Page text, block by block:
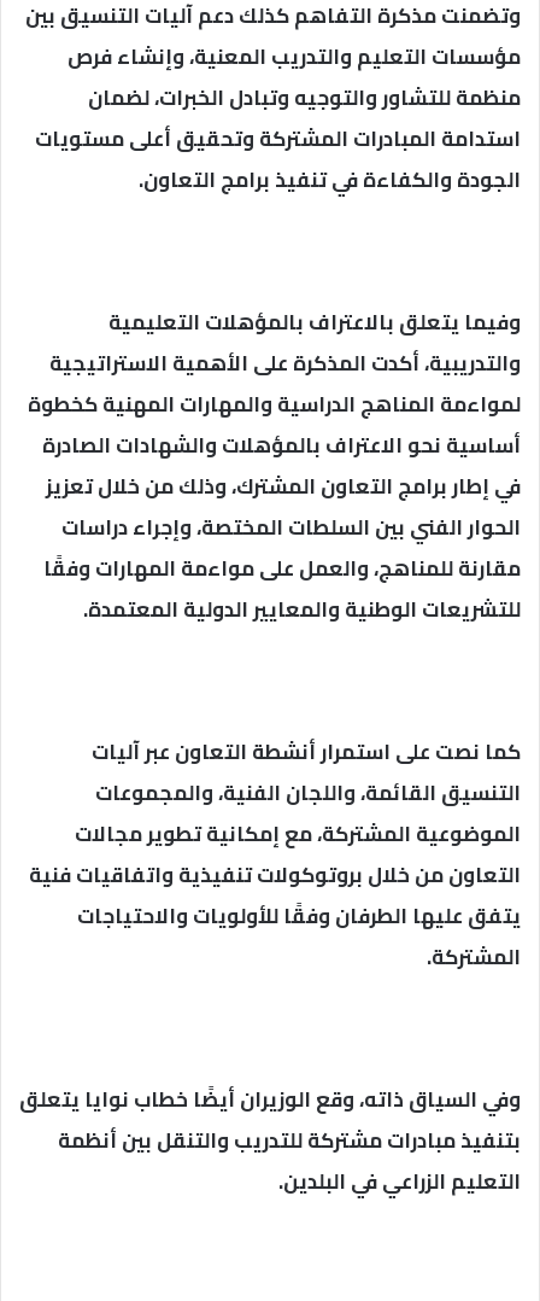
وتضمنت مذكرة التفاهم كذلك دعم آليات التنسيق بين
مؤسسات التعليم والتدريب المعنية، وإنشاء فرص
منظمة للتشاور والتوجيه وتبادل الخبرات، لضمان
استدامة المبادرات المشتركة وتحقيق أعلى مستويات
الجودة والكفاءة في تنفيذ برامج التعاون.
وفيما يتعلق بالاعتراف بالمؤهلات التعليمية
والتدريبية، أكدت المذكرة على الأهمية الاستراتيجية
لمواءمة المناهج الدراسية والمهارات المهنية كخطوة
أساسية نحو الاعتراف بالمؤهلات والشهادات الصادرة
في إطار برامج التعاون المشترك، وذلك من خلال تعزيز
الحوار الفني بين السلطات المختصة، وإجراء دراسات
مقارنة للمناهج، والعمل على مواءمة المهارات وفقًا
للتشريعات الوطنية والمعايير الدولية المعتمدة.
كما نصت على استمرار أنشطة التعاون عبر آليات
التنسيق القائمة، واللجان الفنية، والمجموعات
الموضوعية المشتركة، مع إمكانية تطوير مجالات
التعاون من خلال بروتوكولات تنفيذية واتفاقيات فنية
يتفق عليها الطرفان وفقًا للأولويات والاحتياجات
المشتركة.
وفي السياق ذاته، وقع الوزيران أيضًا خطاب نوايا يتعلق
بتنفيذ مبادرات مشتركة للتدريب والتنقل بين أنظمة
التعليم الزراعي في البلدين.